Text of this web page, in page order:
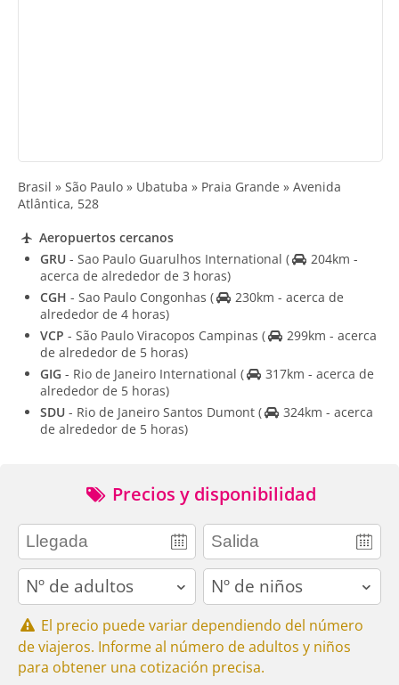
Brasil » São Paulo » Ubatuba » Praia Grande » Avenida
Atlântica, 528
Aeropuertos cercanos
GRU - Sao Paulo Guarulhos International (
204km -
acerca de alrededor de 3 horas)
CGH - Sao Paulo Congonhas (
230km - acerca de
alrededor de 4 horas)
VCP - São Paulo Viracopos Campinas (
299km - acerca
de alrededor de 5 horas)
GIG - Rio de Janeiro International (
317km - acerca de
alrededor de 5 horas)
SDU - Rio de Janeiro Santos Dumont (
324km - acerca
de alrededor de 5 horas)
Precios y disponibilidad
adults children
El precio puede variar dependiendo del número
de viajeros. Informe al número de adultos y niños
para obtener una cotización precisa.